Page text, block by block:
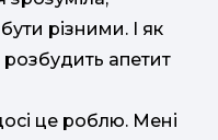
різними. І як
апетит
це роблю. Мені